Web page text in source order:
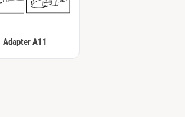
Adapter A11